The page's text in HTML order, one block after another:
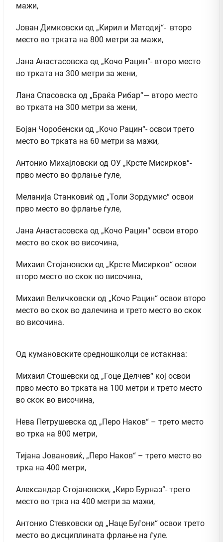
мажи,
Јован Димковски од „Кирил и Методиј“- второ
место во трката на 800 метри за мажи,
Јана Анастасовска од „Кочо Рацин“- второ место
во трката на 300 метри за жени,
Лана Спасовска од „Браќа Рибар“— второ место
во трката на 300 метри за жени,
Бојан Чоробенски од „Кочо Рацин“- освои трето
место во трката на 60 метри за мажи,
Антонио Михајловски од ОУ „Крсте Мисирков“-
прво место во фрлање ѓуле,
Меланија Станковиќ од „Толи Зордумис“ освои
прво место во фрлање ѓуле,
Јана Анастасовска од „Кочо Рацин“ освои второ
место во скок во височина,
Михаил Стојановски од „Крсте Мисирков“ освои
второ место во скок во височина,
Михаил Величковски од „Кочо Рацин“ освои второ
место во скок во далечина и трето место во скок
во височина.
Од кумановските средношколци се истакнаа:
Михаил Стошевски од „Гоце Делчев“ кој освои
прво место во трката на 100 метри и трето место
во скок во височина,
Нева Петрушевска од „Перо Наков“ – трето место
во трка на 800 метри,
Тијана Јовановиќ, „Перо Наков“ – трето место во
трка на 400 метри,
Александар Стојановски, „Киро Бурназ“- трето
место во трка на 400 метри за мажи,
Антонио Стевковски од „Наце Буѓони“ освои трето
место во дисциплината фрлање на ѓуле.